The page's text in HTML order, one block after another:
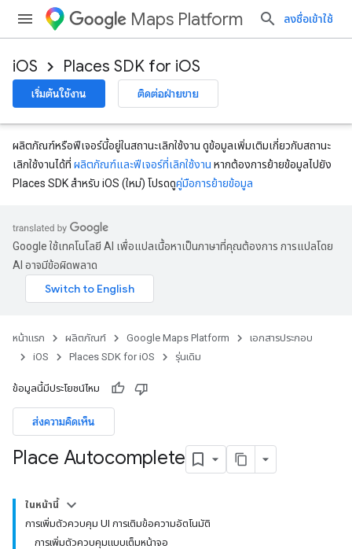
Maps Platform ลงชื่อเข้าใช้
iOS Places SDK for iOS
เริ่มต้นใช้งาน ติดต่อฝ่ายขาย
ผลิตภัณฑ์หรือฟีเจอร์นี้อยู่ในสถานะเลิกใช้งาน ดูข้อมูลเพิ่มเติมเกี่ยวกับสถานะ
เลิกใช้งานได้ที่ ผลิตภัณฑ์และฟีเจอร์ที่เลิกใช้งาน หากต้องการย้ายข้อมูลไปยัง
Places SDK สำหรับ iOS (ใหม่) โปรดดูคู่มือการย้ายข้อมูล
Google ใช้เทคโนโลยี AI เพื่อแปลเนื้อหาเป็นภาษาที่คุณต้องการ การแปลโดย
AI อาจมีข้อผิดพลาด
หน้าแรก ผลิตภัณฑ์ Google Maps Platform
เอกสารประกอบ
iOS
Places SDK for iOS รุ่นเดิม
ข้อมูลนี้มีประโยชน์ไหม
ส่งความคิดเห็น
Place Autocomplete
ในหน้านี้
การเพิ่มตัวควบคุม UI การเติมข้อความอัตโนมัติ
การเพิ่มตัวควบคุมแบบเต็มหน้าจอ